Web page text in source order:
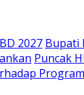
2027 Bupati
Puncak